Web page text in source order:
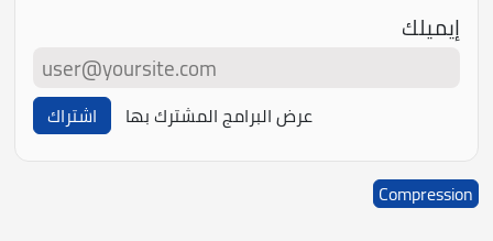
إيميلك
عرض البرامج المشترك بها اشتراك
Compression